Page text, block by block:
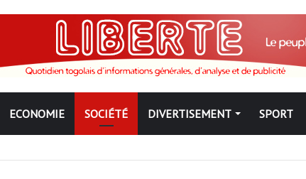
ECONOMIE SOCIÉTÉ DIVERTISEMENT SPORT
: Qu’est-ce qui explique le silence du parquet général sur les